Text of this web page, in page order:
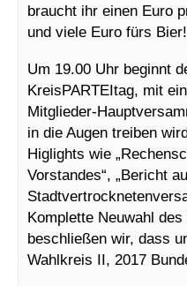
braucht ihr einen Euro
und viele Euro fürs Bier!
Um 19.00 Uhr beginnt
KreisPARTEItag, mit
Mitglieder-
in die Augen treiben
Higlights wie
Vorstandes“, „Bericht
Komplette Neuwahl
beschließen wir, dass
Wahlkreis II, 2017